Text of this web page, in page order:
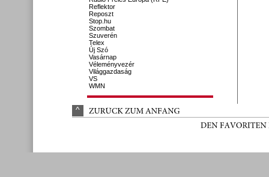
Reflektor
Reposzt
Stop.hu
Szombat
Szuverén
Telex
Új Szó
Vasárnap
Véleményvezér
Világgazdaság
VS
WMN
^ ZURÜCK ZUM ANFANG
DEN FAVORITEN